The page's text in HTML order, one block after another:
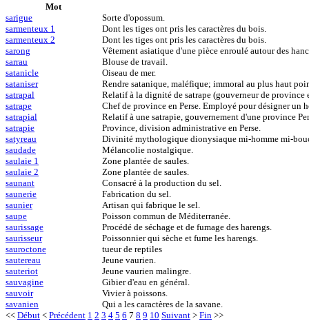
Mot
sarigue
Sorte d'opossum.
sarmenteux 1
Dont les tiges ont pris les caractères du bois.
sarmenteux 2
Dont les tiges ont pris les caractères du bois.
sarong
Vêtement asiatique d'une pièce enroulé autour des
sarrau
Blouse de travail.
satanicle
Oiseau de mer.
sataniser
Rendre satanique, maléfique; immoral au plus haut
satrapal
Relatif à la dignité de satrape (gouverneur de province
satrape
Chef de province en Perse. Employé pour désigner un
satrapial
Relatif à une satrapie, gouvernement d'une province
satrapie
Province, division administrative en Perse.
satyreau
Divinité mythologique dionysiaque mi-homme mi-
saudade
Mélancolie nostalgique.
saulaie 1
Zone plantée de saules.
saulaie 2
Zone plantée de saules.
saunant
Consacré à la production du sel.
saunerie
Fabrication du sel.
saunier
Artisan qui fabrique le sel.
saupe
Poisson commun de Méditerranée.
saurissage
Procédé de séchage et de fumage des harengs.
saurisseur
Poissonnier qui sèche et fume les harengs.
sauroctone
tueur de reptiles
sautereau
Jeune vaurien.
sauteriot
Jeune vaurien malingre.
sauvagine
Gibier d'eau en général.
sauvoir
Vivier à poissons.
savanien
Qui a les caractères de la savane.
<< Début < Précédent 1 2 3 4 5 6 7 8 9 10 Suivant > Fin >>